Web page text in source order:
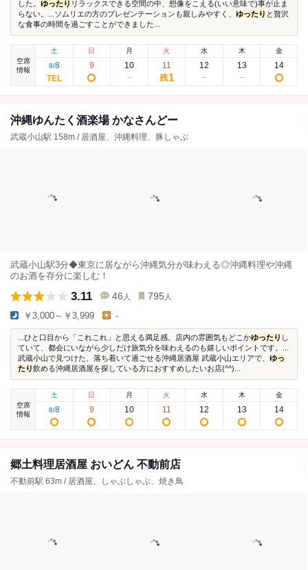
した。 ゆったり リラックスできる空間の中、想像をこえる(いい意味で)事が止ま
らない。...ソムリエの方のプレゼンテーションも親しみやすく、 ゆったり と贅沢
な食事の時間を過ごすことができました...
空席
情報
土
8/8
日
9
月
10
火
11
残1
水
12
木
13
金
14
沖縄ゆんたく酒楽場 かなさんどー
武蔵小山駅 158m / 居酒屋、沖縄料理、豚しゃぶ
武蔵小山駅3分◆東京に居ながら沖縄気分が味わえる◎沖縄料理や沖縄
のお酒を存分に楽しむ！
3.11 46 人 795 人
￥3,000～￥3,999 -
...ひと口目から「これこれ」と思える満足感。店内の雰囲気もどこかゆったり し
ていて、都会にいながら少しだけ旅気分を味わえるのも嬉しいポイントです。...
武蔵小山で見つけた、落ち着いて過ごせる沖縄居酒屋 武蔵小山エリアで、 ゆっ
たり飲める沖縄居酒屋を探している方におすすめしたいお店(^^)...
空席
情報
土
8/8
日
9
月
10
火
11
水
12
木
13
金
14
郷土料理居酒屋 おいどん 不動前店
不動前駅 63m / 居酒屋、しゃぶしゃぶ、焼き鳥